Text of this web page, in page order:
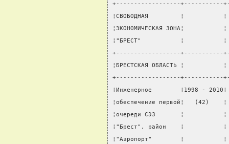
+------------------+-----------
¦СВОБОДНАЯ         ¦
¦ЭКОНОМИЧЕСКАЯ
¦"БРЕСТ"           ¦
+------------------+-----------
¦БРЕСТСКАЯ ОБЛАСТЬ ¦
+------------------+-----------
¦Инженерное        ¦1998 -
¦обеспечение
¦очереди СЭЗ       ¦
¦"Брест", район    ¦
¦"Аэропорт"        ¦